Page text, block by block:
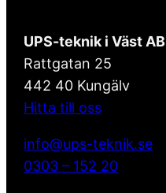
UPS-teknik i Väst AB
Rattgatan 25
442 40 Kungälv
Hitta till oss
info@ups-teknik.se
0303 – 152 20